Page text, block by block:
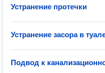
Устранение протечки
Устранение засора в
Подвод к